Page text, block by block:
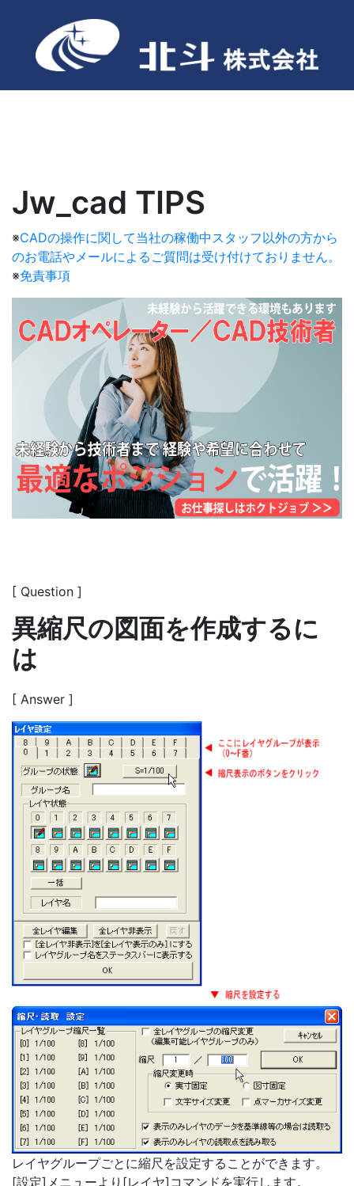
Jw_cad TIPS
※CADの操作に関して当社の稼働中スタッフ以外の方から
のお電話やメールによるご質問は受け付けておりません。
※免責事項
[ Question ]
異縮尺の図面を作成するに
は
[ Answer ]
レイヤグループごとに縮尺を設定することができます。
[設定]メニューより[レイヤ]コマンドを実行します。